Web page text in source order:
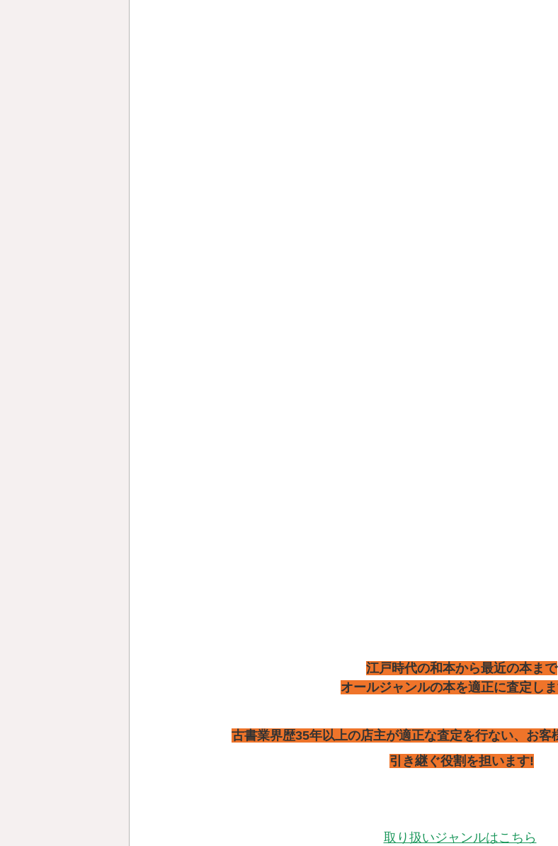
江戸時代の和本から最近の本まで
オールジャンルの本を適正に査定しま
古書業界歴35年以上の店主が適正な査定を行ない、お客
引き継ぐ役割を担います!
取り扱いジャンルはこちら